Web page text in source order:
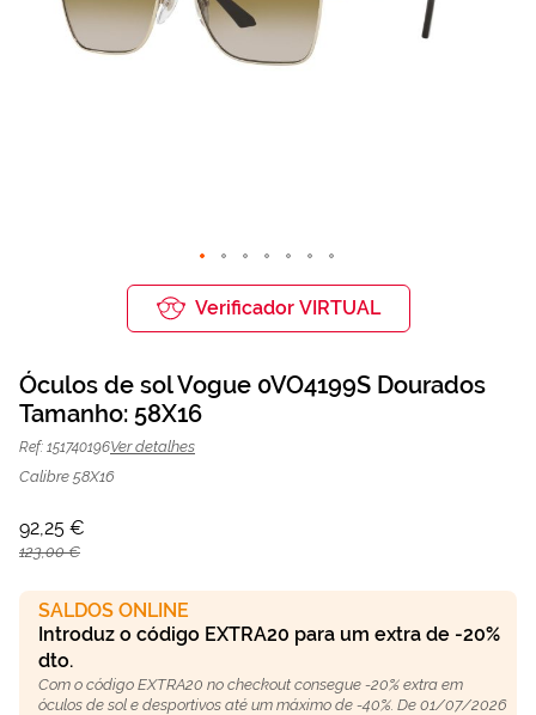
Óculos de sol Vogue 0VO4199S
Dourados | Mais Optica
Galeria
de
imagens
Verificador VIRTUAL
Óculos de sol Vogue 0VO4199S Dourados
Tamanho: 58X16
Ref: 151740196Ver detalhes
Calibre 58X16
92,25 €
123,00 €
SALDOS ONLINE
Introduz o código EXTRA20 para um extra de -20%
dto.
Com o código EXTRA20 no checkout consegue -20% extra em
óculos de sol e desportivos até um máximo de -40%. De 01/07/2026